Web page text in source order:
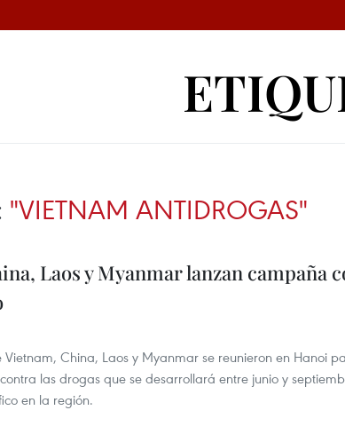
"VIETNAM ANTIDROGAS"
Laos y Myanmar lanzan campaña
Vietnam, China, Laos y Myanmar se reunieron en Hanoi
las drogas que se desarrollará entre junio y
en la región.